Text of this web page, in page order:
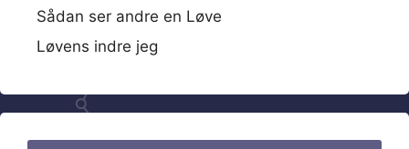
Sådan ser andre en Løve
Løvens indre jeg